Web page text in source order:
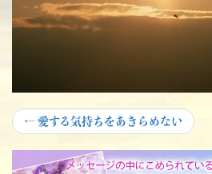
投
稿
← Previous
post:
愛する気持ちをあきらめない